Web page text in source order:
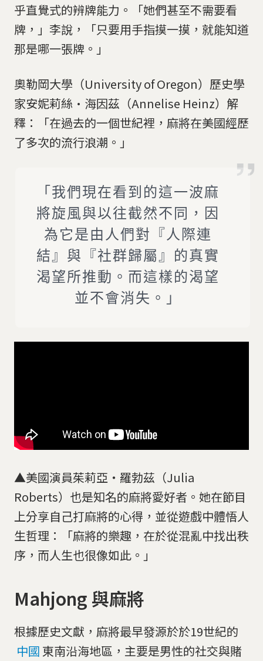
乎直覺式的辨牌能力。「她們甚至不需要看
牌，」李說，「只要用手指摸一摸，就能知道
那是哪一張牌。」
奧勒岡大學（University of Oregon）歷史學
家安妮莉絲·海因茲（Annelise Heinz）解
釋：「在過去的一個世紀裡，麻將在美國經歷
了多次的流行浪潮。」
「我們現在看到的這一波麻
將旋風與以往截然不同，因
為它是由人們對『人際連
結』與『社群歸屬』的真實
渴望所推動。而這樣的渴望
並不會消失。」
▲美國演員茱莉亞・羅勃茲（Julia
Roberts）也是知名的麻將愛好者。她在節目
上分享自己打麻將的心得，並從遊戲中體悟人
生哲理：「麻將的樂趣，在於從混亂中找出秩
序，而人生也很像如此。」
Mahjong 與麻將
根據歷史文獻，麻將最早發源於於19世紀的
中國 東南沿海地區，主要是男性的社交與賭